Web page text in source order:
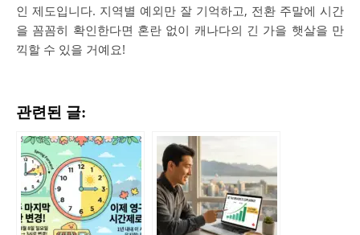
인 제도입니다. 지역별 예외만 잘 기억하고, 전환 주말에 시간
을 꼼꼼히 확인한다면 혼란 없이 캐나다의 긴 가을 햇살을 만
끽할 수 있을 거예요!
관련된 글: